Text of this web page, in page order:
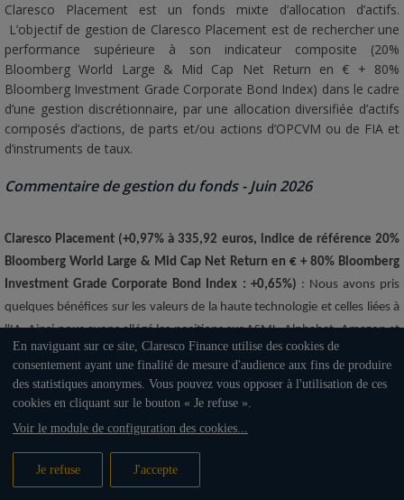
Claresco Placement est un fonds mixte d’allocation d’actifs.
L’objectif de gestion de Claresco Placement est de rechercher une
performance supérieure à son indicateur composite (20%
Bloomberg World Large & Mid Cap Net Return en € + 80%
Bloomberg Investment Grade Corporate Bond Index) dans le cadre
d’une gestion discrétionnaire, par une allocation diversifiée d’actifs
composés d’actions, de parts et/ou actions d’OPCVM ou de FIA et
d’instruments de taux.
Commentaire de gestion du fonds - Juin 2026
Claresco Placement (+0,97% à 335,92 euros, indice de référence 20%
Bloomberg World Large & Mid Cap Net Return en € + 80% Bloomberg
Investment Grade Corporate Bond Index : +0,65%) : Nous avons pris
quelques bénéfices sur les valeurs de la haute technologie et celles liées à
l'IA. Ainsi nous avons allégé les positions sur ASML, Alphabet, Amazon et
Schneider. Nous avons également pris des bénéfices sur le fonds maison
Claresco Innovation I. Nous avons également poursuivi nos
investissements sur les obligations long terme (>10 ans) estimant que les
rendements sont particulièrement attractifs dans un contexte de faible
monte ainsi à 3,8.
En naviguant sur ce site, Claresco Finance utilise des cookies de
consentement ayant une finalité de mesure d'audience aux fins de produire
des statistiques anonymes. Vous pouvez vous opposer à l'utilisation de ces
cookies en cliquant sur le bouton « Je refuse ».
Voir le module de configuration des cookies...
Je refuse J'accepte